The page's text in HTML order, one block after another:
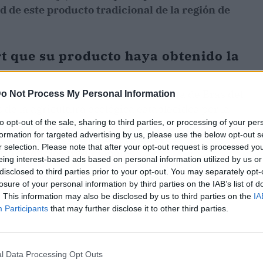
Not Process My Personal Information
opt-out of the sale, sharing to third parties, or processing of your
for targeted advertising by us, please use the below opt-out
selection. Please note that after your opt-out request is processed
interest-based ads based on personal information utilized by us
to third parties prior to your opt-out. You may separately
of your personal information by third parties on the IAB’s list of
This information may also be disclosed by us to third parties on the
Participants that may further disclose it to other third parties.
Data Processing Opt Outs
de este producto tradicional de la región de
que su producto haya obtenido la
de producción de la sal marina de Bras del
la agricultura ecológica establecidos por la
100 % natural, sin aditivos, y su producción es
genera ecosistema, promueve la
de oficios tradicionales.